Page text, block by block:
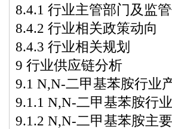
8.4.1 行业主管部门及监管
8.4.2 行业相关政策动向
8.4.3 行业相关规划
9 行业供应链分析
9.1 N,N-二甲基苯胺行业
9.1.1 N,N-二甲基苯胺行
9.1.2 N,N-二甲基苯胺主